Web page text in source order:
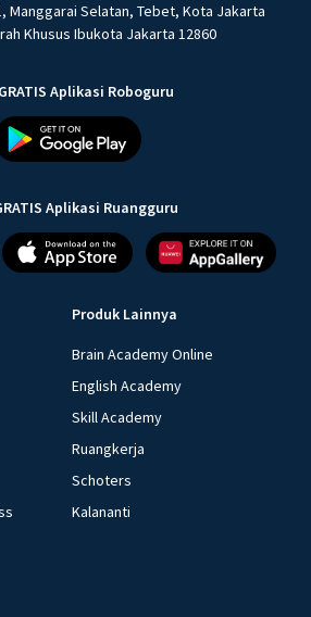
Manggarai Selatan, Tebet, Kota Jakarta
Khusus Ibukota Jakarta 12860
Aplikasi Roboguru
Aplikasi Ruangguru
Produk Lainnya
Brain Academy Online
English Academy
Skill Academy
Ruangkerja
Schoters
Kalananti